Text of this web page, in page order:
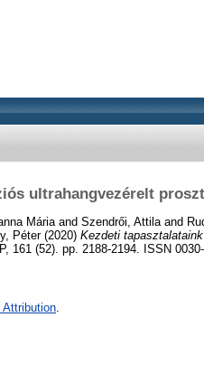
ultrahangvezérelt
Mária and Szendrői, Attila and
Péter(2020) Kezdeti
161 (52). pp. 2188-2194. ISSN
Attribution.